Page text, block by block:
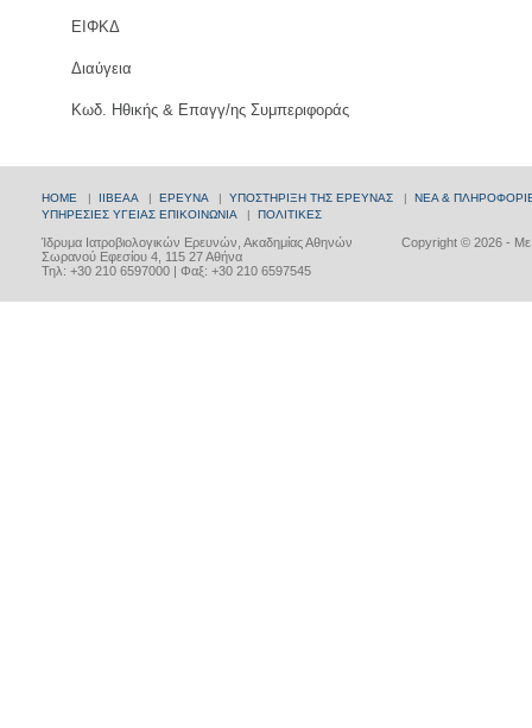
ΕΙΦΚΔ
Διαύγεια
Κωδ. Ηθικής & Επαγγ/ης Συμπεριφοράς
HOME | ΙΙΒΕΑΑ | ΕΡΕΥΝΑ | ΥΠΟΣΤΗΡΙΞΗ ΤΗΣ ΕΡΕΥΝΑΣ | ΝΕΑ &
ΥΠΗΡΕΣΙΕΣ ΥΓΕΙΑΣ ΕΠΙΚΟΙΝΩΝΙΑ | ΠΟΛΙΤΙΚΕΣ
Copyright © 2026 - Με
Ίδρυμα Ιατροβιολογικών Ερευνών, Ακαδημίας Αθηνών
Σωρανού Εφεσίου 4, 115 27 Αθήνα
Τηλ: +30 210 6597000 | Φαξ: +30 210 6597545